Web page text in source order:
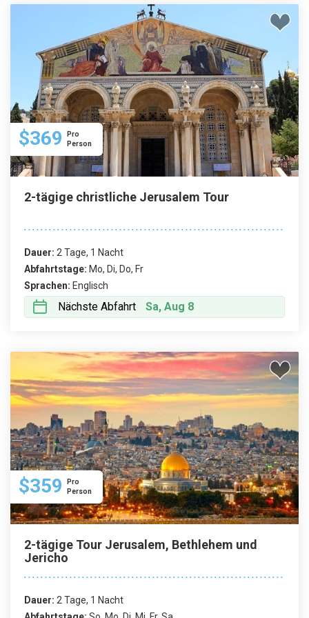
$369
Pro
Person
2-tägige christliche Jerusalem Tour
Dauer: 2 Tage, 1 Nacht
Abfahrtstage: Mo, Di, Do, Fr
Sprachen: Englisch
Nächste Abfahrt Sa, Aug 8
$359
Pro
Person
2-tägige Tour Jerusalem, Bethlehem und
Jericho
Dauer: 2 Tage, 1 Nacht